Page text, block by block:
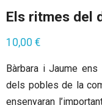
Els ritmes del
10,00 €
Bàrbara i Jaume
dels pobles de la
ensenyaran